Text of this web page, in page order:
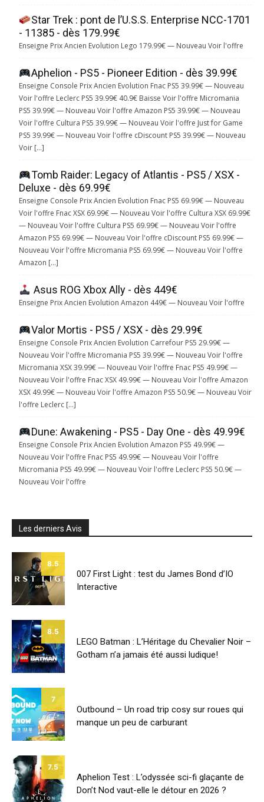
Star Trek : pont de l’U.S.S. Enterprise NCC-1701
- 11385 - dès 179.99€
Enseigne Prix Ancien Evolution Lego 179.99€ — Nouveau Voir l'offre
Aphelion - PS5 - Pioneer Edition - dès 39.99€
Enseigne Console Prix Ancien Evolution Fnac PS5 39.99€ — Nouveau
Voir l'offre Leclerc PS5 39.99€ 40.9€ Baisse Voir l'offre Micromania
PS5 39.99€ — Nouveau Voir l'offre Amazon PS5 39.99€ — Nouveau
Voir l'offre Cultura PS5 39.99€ — Nouveau Voir l'offre Just for Game
PS5 39.99€ — Nouveau Voir l'offre cDiscount PS5 39.99€ — Nouveau
Voir […]
Tomb Raider: Legacy of Atlantis - PS5 / XSX -
Deluxe - dès 69.99€
Enseigne Console Prix Ancien Evolution Fnac PS5 69.99€ — Nouveau
Voir l'offre Fnac XSX 69.99€ — Nouveau Voir l'offre Cultura XSX 69.99€
— Nouveau Voir l'offre Cultura PS5 69.99€ — Nouveau Voir l'offre
Amazon PS5 69.99€ — Nouveau Voir l'offre cDiscount PS5 69.99€ —
Nouveau Voir l'offre Micromania PS5 69.99€ — Nouveau Voir l'offre
Amazon […]
Asus ROG Xbox Ally - dès 449€
Enseigne Prix Ancien Evolution Amazon 449€ — Nouveau Voir l'offre
Valor Mortis - PS5 / XSX - dès 29.99€
Enseigne Console Prix Ancien Evolution Carrefour PS5 29.99€ —
Nouveau Voir l'offre Micromania PS5 39.99€ — Nouveau Voir l'offre
Micromania XSX 39.99€ — Nouveau Voir l'offre Fnac PS5 49.99€ —
Nouveau Voir l'offre Fnac XSX 49.99€ — Nouveau Voir l'offre Amazon
XSX 49.99€ — Nouveau Voir l'offre Amazon PS5 50.9€ — Nouveau Voir
l'offre Leclerc […]
Dune: Awakening - PS5 - Day One - dès 49.99€
Enseigne Console Prix Ancien Evolution Amazon PS5 49.99€ —
Nouveau Voir l'offre Fnac PS5 49.99€ — Nouveau Voir l'offre
Micromania PS5 49.99€ — Nouveau Voir l'offre Leclerc PS5 50.9€ —
Nouveau Voir l'offre
Les derniers Avis
8.5
007 First Light : test du James Bond d’IO
Interactive
8.5
LEGO Batman : L’Héritage du Chevalier Noir –
Gotham n’a jamais été aussi ludique!
7
Outbound – Un road trip cosy sur roues qui
manque un peu de carburant
7.5
Aphelion Test : L’odyssée sci-fi glaçante de
Don’t Nod vaut-elle le détour en 2026 ?